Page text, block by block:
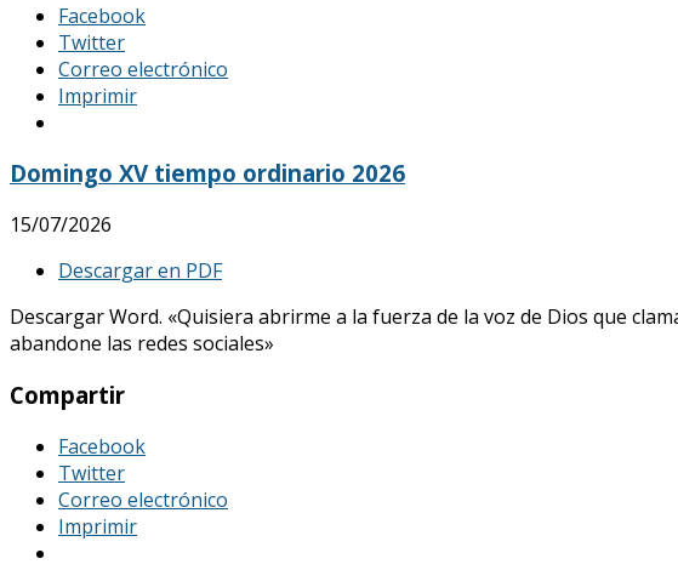
Facebook
Twitter
Correo electrónico
Imprimir
Domingo XV tiempo ordinario 2026
15/07/2026
Descargar en PDF
Descargar Word. «Quisiera abrirme a la fuerza de la voz de Dios que
abandone las redes sociales»
Compartir
Facebook
Twitter
Correo electrónico
Imprimir